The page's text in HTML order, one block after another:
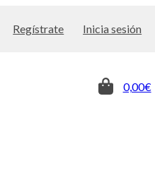
Regístrate Inicia sesión
0,00€